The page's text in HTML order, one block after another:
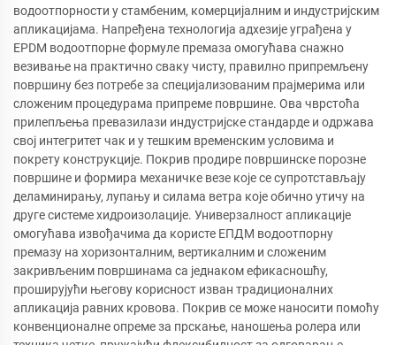
водоотпорности у стамбеним, комерцијалним и индустријским
апликацијама. Напређена технологија адхезије уграђена у
EPDM водоотпорне формуле премаза омогућава снажно
везивање на практично сваку чисту, правилно припремљену
површину без потребе за специјализованим прајмерима или
сложеним процедурама припреме површине. Ова чврстоћа
прилепљења превазилази индустријске стандарде и одржава
свој интегритет чак и у тешким временским условима и
покрету конструкције. Покрив продире површинске порозне
површине и формира механичке везе које се супротстављају
деламинирању, лупању и силама ветра које обично утичу на
друге системе хидроизолације. Универзалност апликације
омогућава извођачима да користе ЕПДМ водоотпорну
премазу на хоризонталним, вертикалним и сложеним
закривљеним површинама са једнаком ефикасношћу,
проширујући његову корисност изван традиционалних
апликација равних кровова. Покрив се може наносити помоћу
конвенционалне опреме за прскање, наношења ролера или